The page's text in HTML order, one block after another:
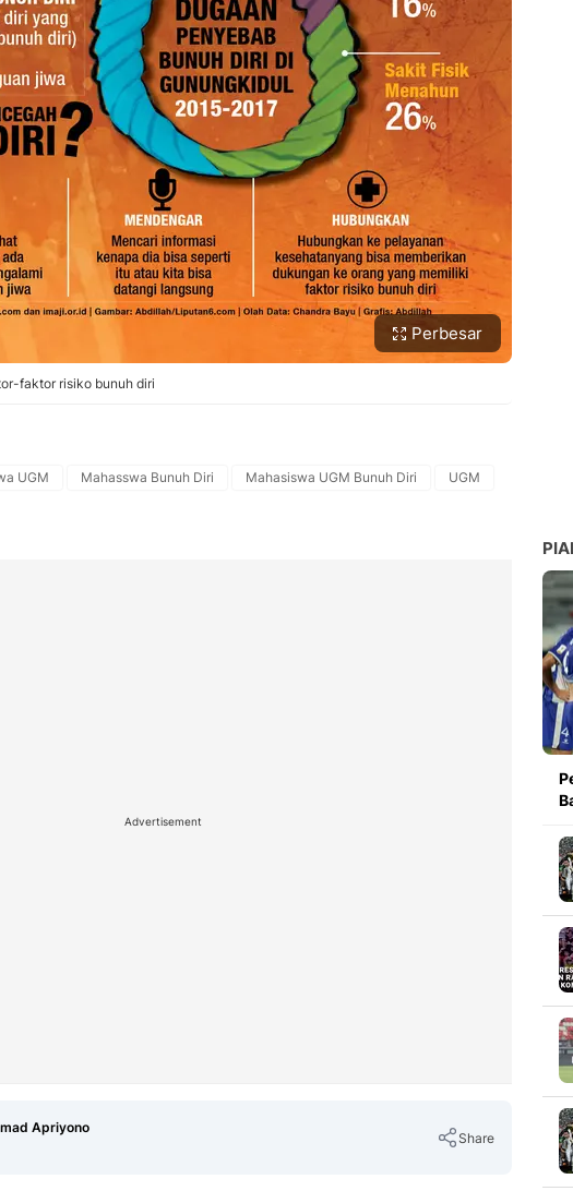
Perbesar
faktor risiko bunuh diri
UGM Mahasswa Bunuh Diri Mahasiswa UGM Bunuh Diri
UGM
Advertisement
Apriyono
Share